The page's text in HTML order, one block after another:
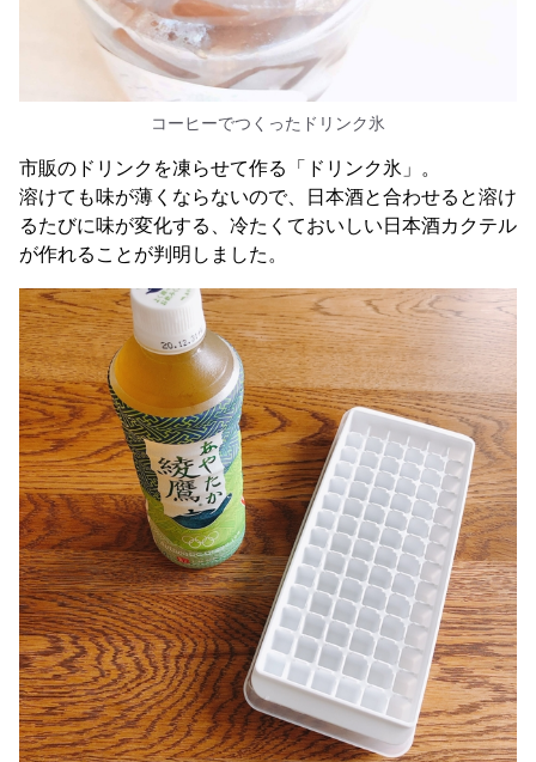
コーヒーでつくったドリンク氷
市販のドリンクを凍らせて作る「ドリンク氷」。
溶けても味が薄くならないので、日本酒と合わせると溶け
るたびに味が変化する、冷たくておいしい日本酒カクテル
が作れることが判明しました。